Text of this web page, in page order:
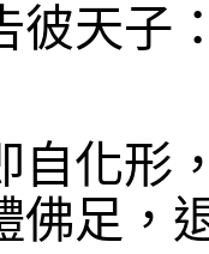
彼天子
自化形
佛足，